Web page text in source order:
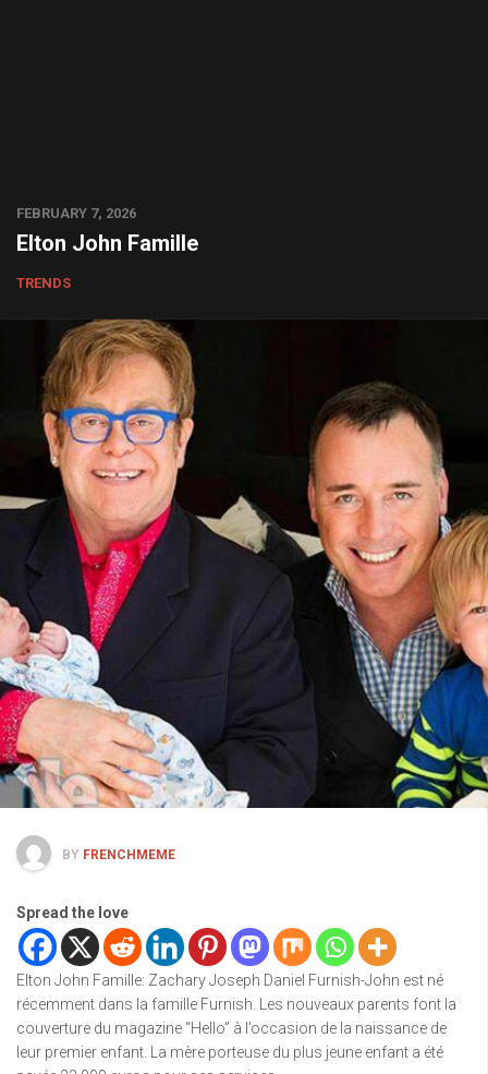
FEBRUARY 7, 2026
Elton John Famille
TRENDS
BY FRENCHMEME
Spread the love
Elton John Famille: Zachary Joseph Daniel Furnish-John est né
récemment dans la famille Furnish. Les nouveaux parents font la
couverture du magazine “Hello” à l’occasion de la naissance de
leur premier enfant. La mère porteuse du plus jeune enfant a été